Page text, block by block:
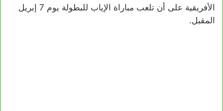
الأفريقية على أن تلعب مباراة الإياب للبطولة يوم 7 إبريل
المقبل.